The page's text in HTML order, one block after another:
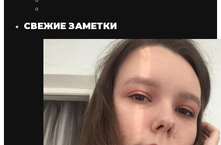
СВЕЖИЕ ЗАМЕТКИ